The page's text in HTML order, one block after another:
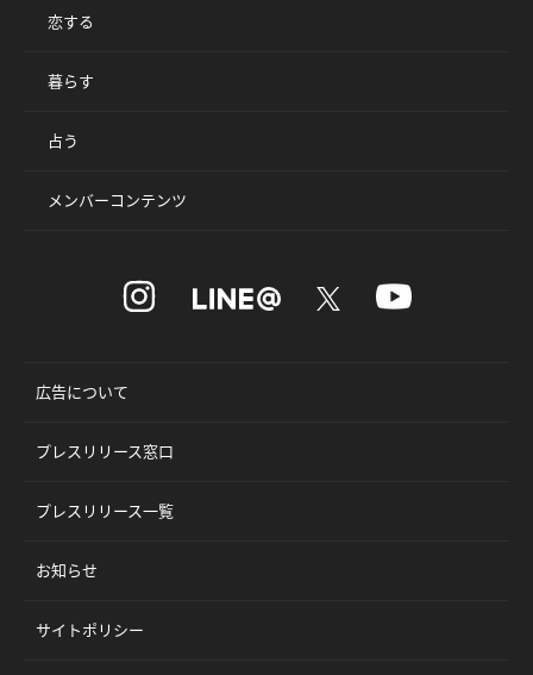
恋する
暮らす
占う
メンバーコンテンツ
広告について
プレスリリース窓口
プレスリリース一覧
お知らせ
サイトポリシー